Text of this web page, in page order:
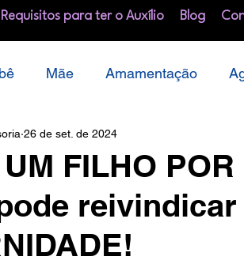
Requisitos para ter o Auxílio Blog
Mãe Amamentação
Dia da Infância
Maternidade Adoção
FILHO POR
26 de set. de 2024